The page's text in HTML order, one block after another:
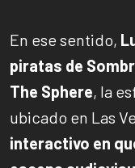
En ese sentido,
piratas de
The Sphere, la
ubicado en Las
interactivo en